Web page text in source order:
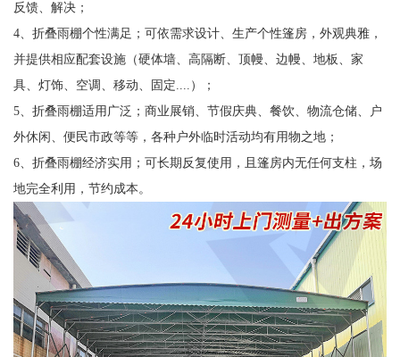
反馈、解决；
4、折叠雨棚个性满足；可依需求设计、生产个性篷房，外观典雅，
并提供相应配套设施（硬体墙、高隔断、顶幔、边幔、地板、家
具、灯饰、空调、移动、固定....）；
5、折叠雨棚适用广泛；商业展销、节假庆典、餐饮、物流仓储、户
外休闲、便民市政等等，各种户外临时活动均有用物之地；
6、折叠雨棚经济实用；可长期反复使用，且篷房内无任何支柱，场
地完全利用，节约成本。